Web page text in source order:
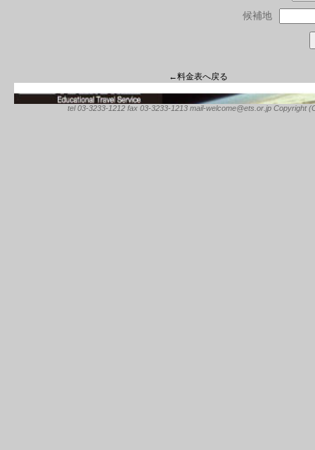
候補地
←料金表へ戻る
tel 03-3233-1212 fax 03-3233-1213 mail-welcome@ets.or.jp Copyright